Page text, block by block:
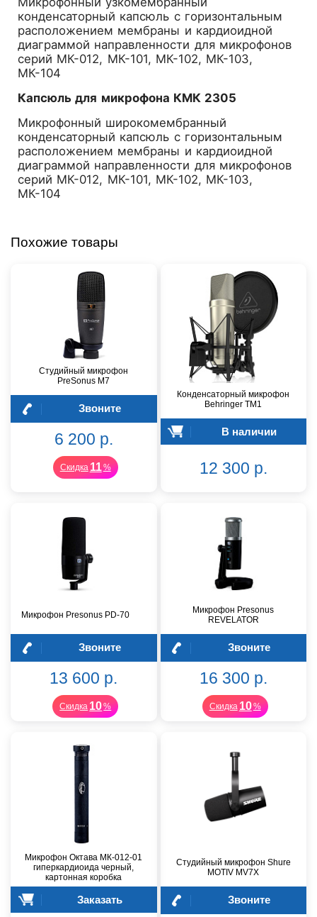
конденсаторный капсюль с горизонтальным
расположением мембраны и кардиоидной
диаграммой направленности для микрофонов
серий МК-012, МК-101, МК-102, МК-103,
МК-104
Капсюль для микрофона КМК 2305
Микрофонный широкомембранный
конденсаторный капсюль с горизонтальным
расположением мембраны и кардиоидной
диаграммой направленности для микрофонов
серий МК-012, МК-101, МК-102, МК-103,
МК-104
Похожие товары
Студийный микрофон
PreSonus M7
Звоните
6 200 р.
Скидка 11%
Конденсаторный микрофон
Behringer TM1
В наличии
12 300 р.
Микрофон Presonus PD-70
Звоните
13 600 р.
Скидка 10%
Микрофон Presonus
REVELATOR
Звоните
16 300 р.
Скидка 10%
Микрофон Октава МК-012-01
гиперкардиоида черный,
картонная коробка
Заказать
Студийный микрофон Shure
MOTIV MV7X
Звоните